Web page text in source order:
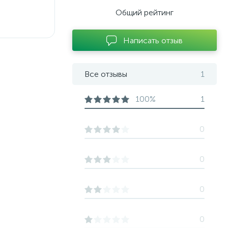
Общий рейтинг
Написать отзыв
Все отзывы 1
100% 1
0
0
0
0